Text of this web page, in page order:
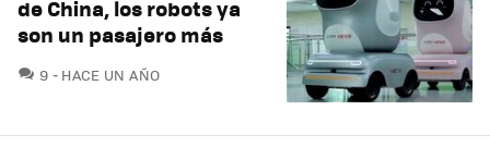
de China, los robots ya
son un pasajero más
9 COMENTARIOS
HACE UN AÑO